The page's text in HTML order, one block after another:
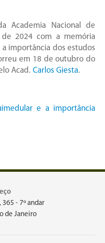
Academia Nacional de
2024 com a memória
importância dos estudos
em 18 de outubro do
Acad. Carlos Giesta.
e a importância
365 - 7º andar
de Janeiro